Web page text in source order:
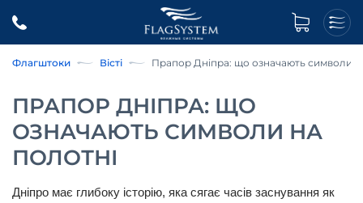
Флагштоки Вісті Прапор Дніпра: що означають символи
ПРАПОР ДНІПРА: ЩО
ОЗНАЧАЮТЬ СИМВОЛИ НА
ПОЛОТНІ
Дніпро має глибоку історію, яка сягає часів заснування як